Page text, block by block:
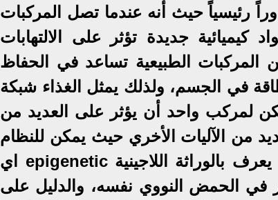
رئيسياً حيث أنه عندما تصل المركبات
كيميائية جديدة تؤثر على الالتهابات
المركبات الطبيعية تساعد في الحفاظ
في الجسم، ولذلك يمثل الغذاء شبكة
لمركب واحد أن يؤثر على العديد من
من الآليات الأخري حيث يمكن للنظام
الغذائي تفعيل أو تعطيل عمل الجينات فيما يعرف بالوراثة اللاجينية epigenetic اي
في الحمض النووي نفسه، والدليل على